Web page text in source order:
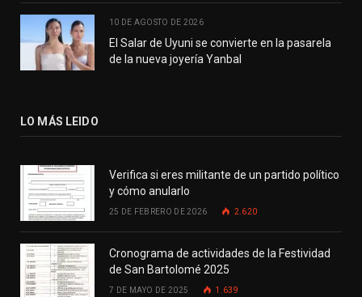
10 DE AGOSTO DE 2026
El Salar de Uyuni se convierte en la pasarela
de la nueva joyería Yanbal
LO MÁS LEIDO
Verifica si eres militante de un partido político
y cómo anularlo
25 DE FEBRERO DE 2026 2.620
Cronograma de actividades de la Festividad
de San Bartolomé 2025
7 DE MAYO DE 2025 1.639